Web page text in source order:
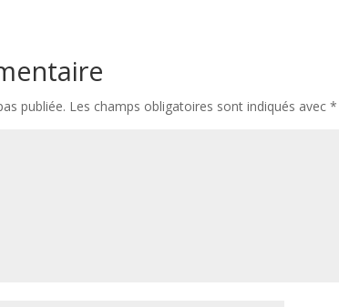
publiée. Les champs obligatoires sont indiqués avec*